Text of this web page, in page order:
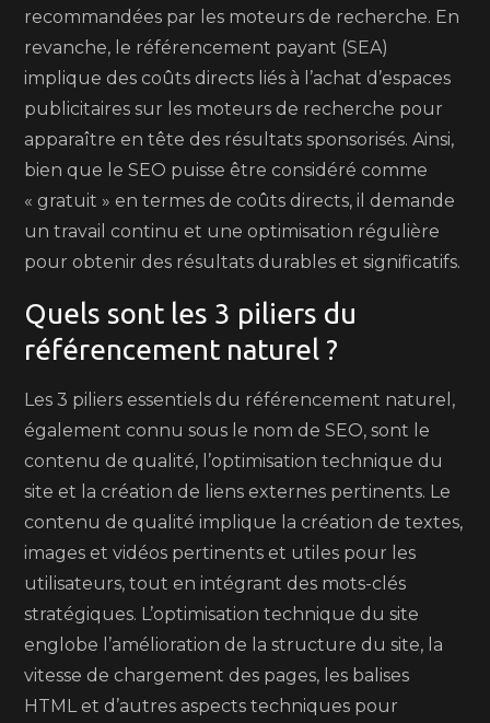
recommandées par les moteurs de recherche. En
revanche, le référencement payant (SEA)
implique des coûts directs liés à l’achat d’espaces
publicitaires sur les moteurs de recherche pour
apparaître en tête des résultats sponsorisés. Ainsi,
bien que le SEO puisse être considéré comme
« gratuit » en termes de coûts directs, il demande
un travail continu et une optimisation régulière
pour obtenir des résultats durables et significatifs.
Quels sont les 3 piliers du
référencement naturel ?
Les 3 piliers essentiels du référencement naturel,
également connu sous le nom de SEO, sont le
contenu de qualité, l’optimisation technique du
site et la création de liens externes pertinents. Le
contenu de qualité implique la création de textes,
images et vidéos pertinents et utiles pour les
utilisateurs, tout en intégrant des mots-clés
stratégiques. L’optimisation technique du site
englobe l’amélioration de la structure du site, la
vitesse de chargement des pages, les balises
HTML et d’autres aspects techniques pour